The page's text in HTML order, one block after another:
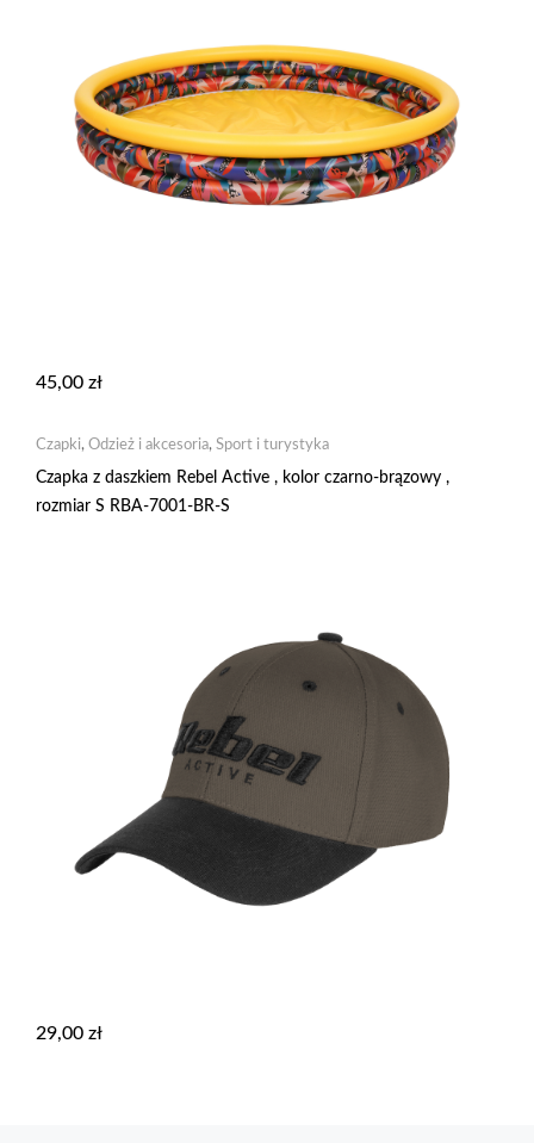
45,00 zł
Czapki, Odzież i akcesoria, Sport i turystyka
Czapka z daszkiem Rebel Active , kolor czarno-brązowy ,
rozmiar S RBA-7001-BR-S
29,00 zł